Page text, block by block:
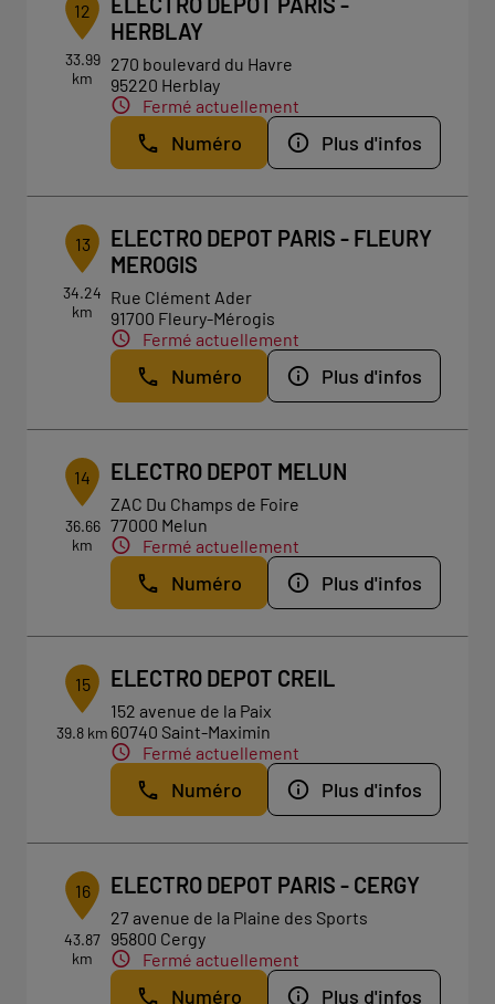
12
33.99
km
HERBLAY
270 boulevard du Havre
95220 Herblay
Fermé actuellement
Numéro Plus d'infos
13
34.24
km
ELECTRO DEPOT PARIS - FLEURY
MEROGIS
Rue Clément Ader
91700 Fleury-Mérogis
Fermé actuellement
Numéro Plus d'infos
14
36.66
km
ELECTRO DEPOT MELUN
ZAC Du Champs de Foire
77000 Melun
Fermé actuellement
Numéro Plus d'infos
15
39.8 km
ELECTRO DEPOT CREIL
152 avenue de la Paix
60740 Saint-Maximin
Fermé actuellement
Numéro Plus d'infos
16
43.87
km
ELECTRO DEPOT PARIS - CERGY
27 avenue de la Plaine des Sports
95800 Cergy
Fermé actuellement
Numéro Plus d'infos